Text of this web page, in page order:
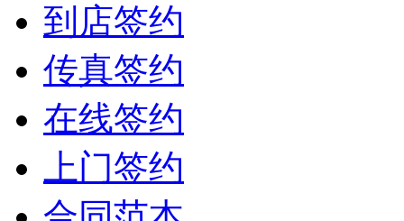
到店签约
传真签约
在线签约
上门签约